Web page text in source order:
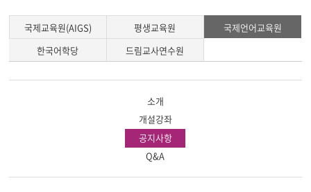
국제교육원(AIGS) 평생교육원
국제언어교육원
한국어학당
드림교사연수원
소개
개설강좌
공지사항
Q&A